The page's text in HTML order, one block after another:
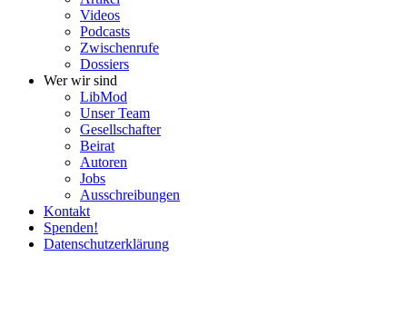
Videos
Podcasts
Zwischenrufe
Dossiers
Wer wir sind
LibMod
Unser Team
Gesell­schafter
Beirat
Autoren
Jobs
Ausschrei­bungen
Kontakt
Spenden!
Daten­schutz­er­klärung